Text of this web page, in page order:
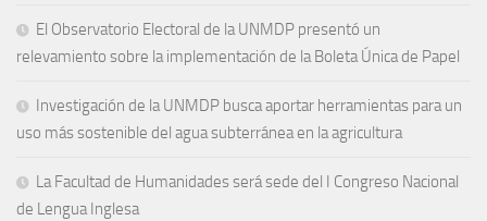
El Observatorio Electoral de la UNMDP presentó un
relevamiento sobre la implementación de la Boleta Única de Papel
Investigación de la UNMDP busca aportar herramientas para un
uso más sostenible del agua subterránea en la agricultura
La Facultad de Humanidades será sede del I Congreso Nacional
de Lengua Inglesa